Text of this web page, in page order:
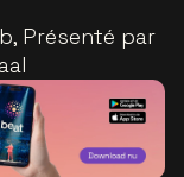
Présenté par